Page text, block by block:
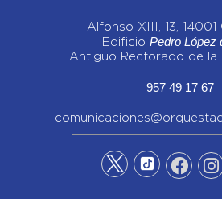
Alfonso XIII, 13, 14001
Edificio Pedro López
Antiguo Rectorado de la
957 49 17 67